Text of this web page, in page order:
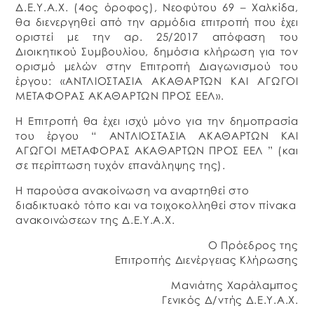
Δ.Ε.Υ.Α.Χ. (4ος όροφος), Νεοφύτου 69 – Χαλκίδα,
θα διενεργηθεί από την αρμόδια επιτροπή που έχει
οριστεί με την αρ. 25/2017 απόφαση του
Διοικητικού Συμβουλίου, δημόσια κλήρωση για τον
ορισμό μελών στην Επιτροπή Διαγωνισμού του
έργου: «ΑΝΤΛΙΟΣΤΑΣΙΑ ΑΚΑΘΑΡΤΩΝ ΚΑΙ ΑΓΩΓΟΙ
ΜΕΤΑΦΟΡΑΣ ΑΚΑΘΑΡΤΩΝ ΠΡΟΣ ΕΕΛ».
Η Επιτροπή θα έχει ισχύ μόνο για την δημοπρασία
του έργου “ ΑΝΤΛΙΟΣΤΑΣΙΑ ΑΚΑΘΑΡΤΩΝ ΚΑΙ
ΑΓΩΓΟΙ ΜΕΤΑΦΟΡΑΣ ΑΚΑΘΑΡΤΩΝ ΠΡΟΣ ΕΕΛ ” (και
σε περίπτωση τυχόν επανάληψης της).
Η παρούσα ανακοίνωση να αναρτηθεί στο
διαδικτυακό τόπο και να τοιχοκολληθεί στον πίνακα
ανακοινώσεων της Δ.Ε.Υ.Α.Χ.
Ο Πρόεδρος της
Επιτροπής Διενέργειας Κλήρωσης
Μανιάτης Χαράλαμπος
Γενικός Δ/ντής Δ.Ε.Υ.Α.Χ.